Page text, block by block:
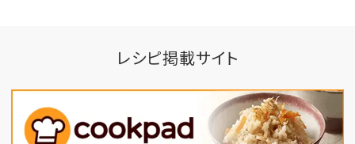
レシピ掲載サイト